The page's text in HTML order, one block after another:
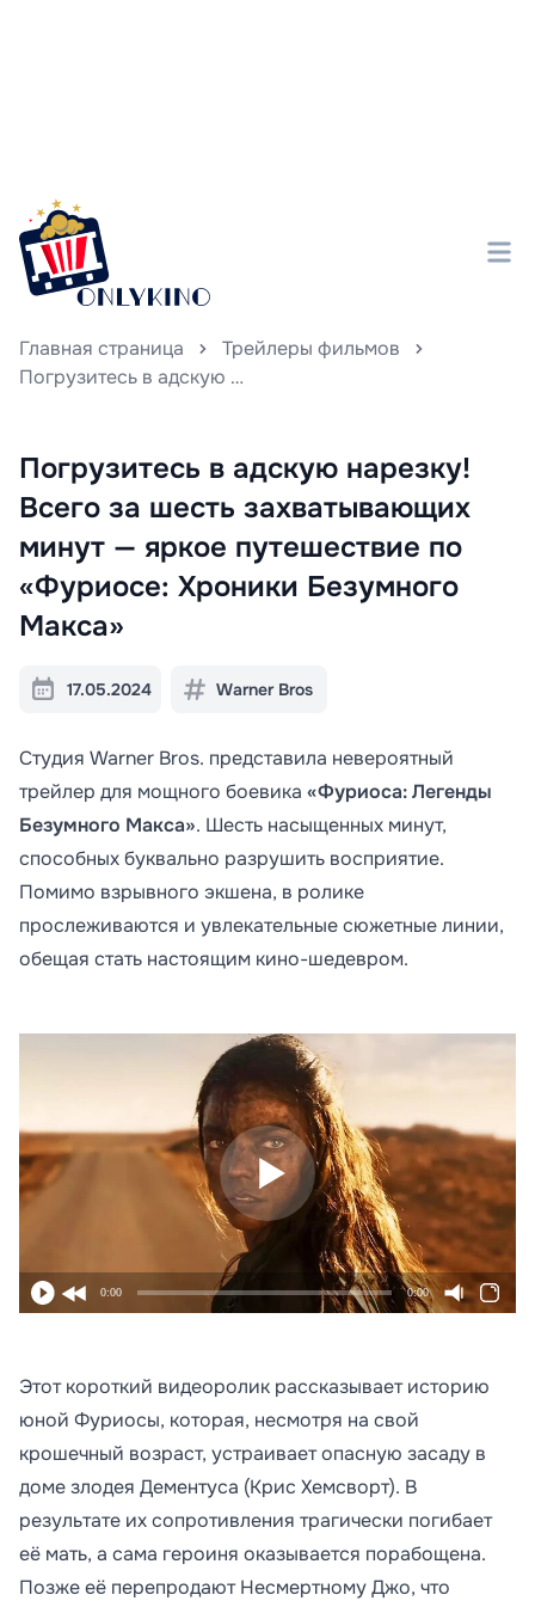
Главная страница
Трейлеры фильмов
Погрузитесь в адскую нарезку! Всего за шесть захватывающих минут — яркое путешествие по «Фуриосе: Хроники Безумного Макса»
Погрузитесь в адскую нарезку!
Всего за шесть захватывающих
минут — яркое путешествие по
«Фуриосе: Хроники Безумного
Макса»
17.05.2024 Warner Bros
Студия Warner Bros. представила невероятный
трейлер для мощного боевика «Фуриоса: Легенды
Безумного Макса». Шесть насыщенных минут,
способных буквально разрушить восприятие.
Помимо взрывного экшена, в ролике
прослеживаются и увлекательные сюжетные линии,
обещая стать настоящим кино-шедевром.
0:00 0:00
Этот короткий видеоролик рассказывает историю
юной Фуриосы, которая, несмотря на свой
крошечный возраст, устраивает опасную засаду в
доме злодея Дементуса (Крис Хемсворт). В
результате их сопротивления трагически погибает
её мать, а сама героиня оказывается порабощена.
Позже её перепродают Несмертному Джо, что